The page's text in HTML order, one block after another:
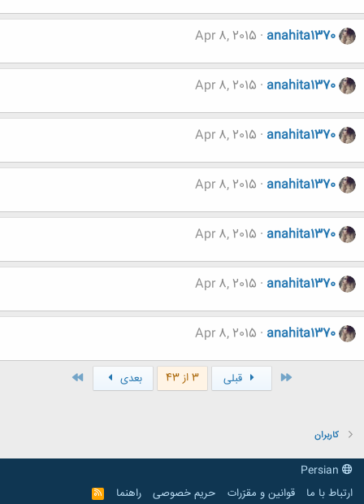
anahita1370
Apr 8, 2015
anahita1370
Apr 8, 2015
anahita1370
Apr 8, 2015
anahita1370
Apr 8, 2015
anahita1370
Apr 8, 2015
anahita1370
Apr 8, 2015
anahita1370
Apr 8, 2015
اول قبلی 3 از 43 بعدی
کاربران
ارتباط با ما
قوانین و مقرّرات حریم خصوصی راهنما
R